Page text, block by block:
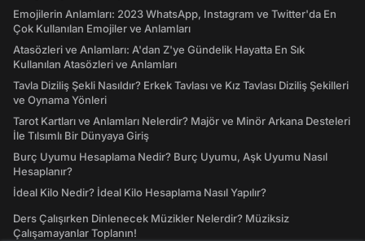
Emojilerin Anlamları: 2023 WhatsApp, Instagram ve Twitter'da En
Çok Kullanılan Emojiler ve Anlamları
Atasözleri ve Anlamları: A'dan Z'ye Gündelik Hayatta En Sık
Kullanılan Atasözleri ve Anlamları
Tavla Diziliş Şekli Nasıldır? Erkek Tavlası ve Kız Tavlası Diziliş Şekilleri
ve Oynama Yönleri
Tarot Kartları ve Anlamları Nelerdir? Majör ve Minör Arkana Desteleri
İle Tılsımlı Bir Dünyaya Giriş
Burç Uyumu Hesaplama Nedir? Burç Uyumu, Aşk Uyumu Nasıl
Hesaplanır?
İdeal Kilo Nedir? İdeal Kilo Hesaplama Nasıl Yapılır?
Ders Çalışırken Dinlenecek Müzikler Nelerdir? Müziksiz
Çalışamayanlar Toplanın!